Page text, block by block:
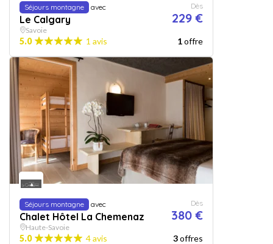
Séjours montagne avec
Le Calgary
Dès
229 €
Savoie
5.0 1 avis 1offre
Séjours montagne avec
Chalet Hôtel La Chemenaz
Dès
380 €
Haute-Savoie
5.0 4 avis 3offres